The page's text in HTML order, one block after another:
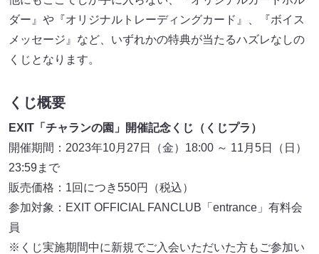
ダー』や『オリジナルトレーディングカード』、『ボイス
メッセージ』など、いずれかの特典が当たるハズレなしの
くじとなります。
くじ概要
EXIT「チャランの園」開催記念くじ（くじプラ）
開催期間：2023年10月27日（金）18:00 ～ 11月5日（日）
23:59まで
販売価格：1回につき550円（税込）
参加対象：EXIT OFFICIAL FANCLUB「entrance」有料会
員
※くじ実施期間中に新規でご入会いただいた方もご参加い